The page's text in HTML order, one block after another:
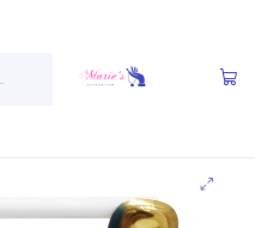
Aros Acero Quirúgico
Aro AQ V 27